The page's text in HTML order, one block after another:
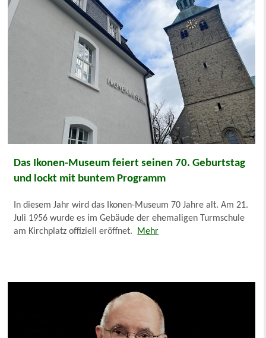
Das Ikonen-Museum feiert seinen 70. Geburtstag
und lockt mit buntem Programm
In diesem Jahr wird das Ikonen-Museum 70 Jahre alt. Am 21.
Juli 1956 wurde es im Gebäude der ehemaligen Turmschule
am Kirchplatz offiziell eröffnet. Mehr